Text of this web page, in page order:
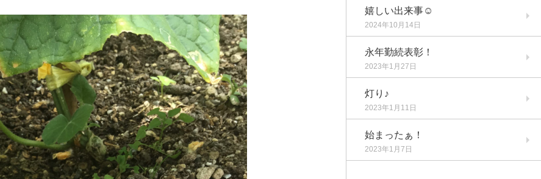
嬉しい出来事☺️
2024年10月14日
永年勤続表彰！
2023年1月27日
灯り♪
2023年1月11日
始まったぁ！
2023年1月7日